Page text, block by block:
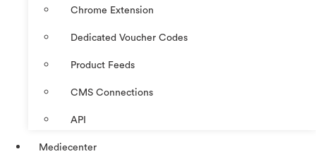
Chrome Extension
Dedicated Voucher Codes
Product Feeds
CMS Connections
API
Mediecenter